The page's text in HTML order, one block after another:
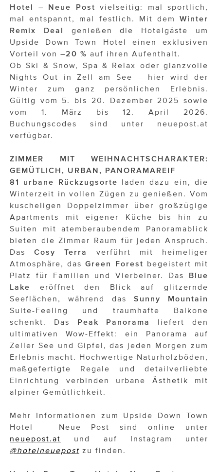
Hotel – Neue Post vielseitig: mal sportlich,
mal entspannt, mal festlich. Mit dem Winter
Remix Deal
genießen die Hotelgäste um
Upside Down Town Hotel einen exklusiven
Vorteil von –20 % auf ihren Aufenthalt.
Ob Ski & Snow, Spa & Relax oder glanzvolle
Nights Out in Zell am See – hier wird der
Winter zum ganz persönlichen Erlebnis.
Gültig vom 5. bis 20. Dezember 2025 sowie
vom 1. März bis 12. April 2026.
Buchungscodes sind unter neuepost.at
verfügbar.
ZIMMER MIT WEIHNACHTSCHARAKTER:
GEMÜTLICH, URBAN, PANORAMAREIF
81 urbane Rückzugsorte laden dazu ein, die
Winterzeit in vollen Zügen zu genießen. Vom
kuscheligen Doppelzimmer über großzügige
Apartments mit eigener Küche bis hin zu
Suiten mit atemberaubendem Panoramablick
bieten die Zimmer Raum für jeden Anspruch.
DasCosy Terra
verführt mit heimeliger
Atmosphäre, dasGreen Forest begeistert mit
Platz für Familien und Vierbeiner. Das
Blue
Lake
eröffnet den Blick auf glitzernde
Seeflächen, während das Sunny Mountain
Suite-Feeling und traumhafte Balkone
schenkt. Das Peak Panorama
liefert den
ultimativen Wow-Effekt: ein Panorama auf
Zeller See und Gipfel, das jeden Morgen zum
Erlebnis macht. Hochwertige Naturholzböden,
maßgefertigte Regale und detailverliebte
Einrichtung verbinden urbane Ästhetik mit
alpiner Gemütlichkeit.
Mehr Informationen zum Upside Down Town
Hotel – Neue Post sind online unter
neuepost.at
und auf Instagram unter
@hotelneuepost zu finden.